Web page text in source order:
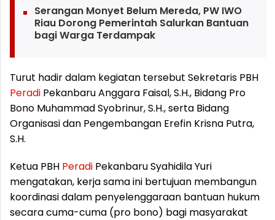
Serangan Monyet Belum Mereda, PW IWO
Riau Dorong Pemerintah Salurkan Bantuan
bagi Warga Terdampak
Turut hadir dalam kegiatan tersebut Sekretaris PBH
Peradi Pekanbaru Anggara Faisal, S.H., Bidang Pro
Bono Muhammad Syobrinur, S.H., serta Bidang
Organisasi dan Pengembangan Erefin Krisna Putra,
S.H.
Ketua PBH Peradi Pekanbaru Syahidila Yuri
mengatakan, kerja sama ini bertujuan membangun
koordinasi dalam penyelenggaraan bantuan hukum
secara cuma-cuma (pro bono) bagi masyarakat